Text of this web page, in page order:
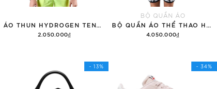
2.050.000₫
BỘ QUẦN ÁO
4.050.000₫
- 13% - 34%